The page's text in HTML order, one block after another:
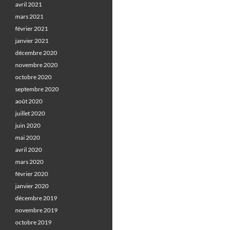
avril 2021
mars 2021
février 2021
janvier 2021
décembre 2020
novembre 2020
octobre 2020
septembre 2020
août 2020
juillet 2020
juin 2020
mai 2020
avril 2020
mars 2020
février 2020
janvier 2020
décembre 2019
novembre 2019
octobre 2019